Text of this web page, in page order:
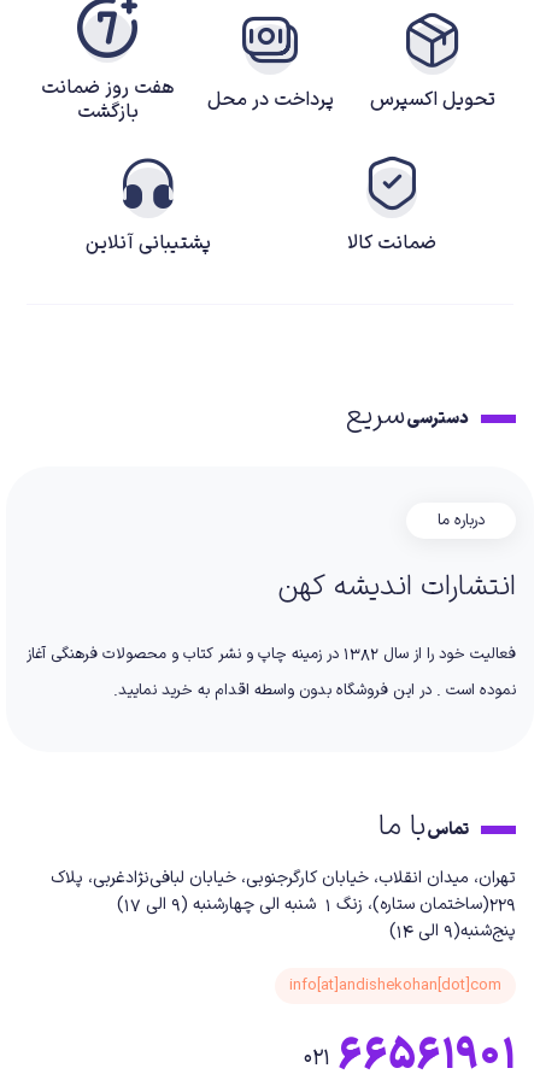
تحویل اکسپرس پرداخت در محل
هفت روز ضمانت
بازگشت
ضمانت کالا پشتیبانی آنلاین
دسترسیسریع
درباره ما
انتشارات اندیشه کهن
فعالیت خود را از سال 1382 در زمینه چاپ و نشر کتاب و محصولات فرهنگی آغاز
نموده است . در این فروشگاه بدون واسطه اقدام به خرید نمایید.
تماسبا ما
تهران، میدان انقلاب، خیابان کارگرجنوبی، خیابان لبافی‌نژادغربی، پلاک
229(ساختمان ستاره)، زنگ 1 شنبه الی چهارشنبه (9 الی 17)
پنج‌شنبه(9 الی 14)
info[at]andishekohan[dot]com
021 66561901